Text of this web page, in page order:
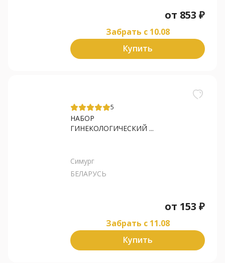
от 853 ₽
Забрать c 10.08
Купить
5
НАБОР
ГИНЕКОЛОГИЧЕСКИЙ ...
Симург
БЕЛАРУСЬ
от 153 ₽
Забрать c 11.08
Купить